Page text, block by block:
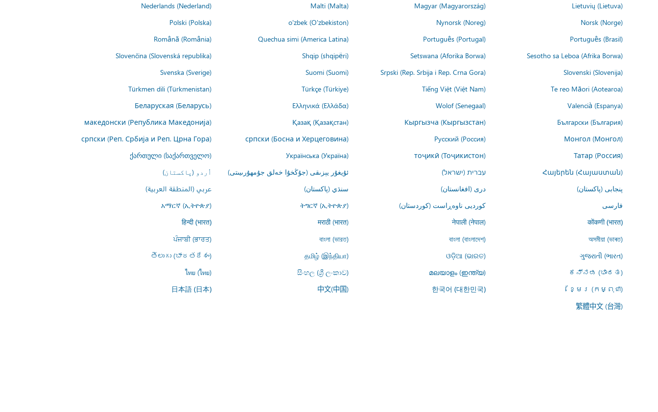
Lietuvių (Lietuva)
Magyar (Magyarország)
Malti (Malta)
Nederlands (Nederland)
Norsk (Norge)
Nynorsk (Noreg)
o'zbek (O'zbekiston)
Polski (Polska)
Português (Brasil)
Português (Portugal)
Quechua simi (America Latina)
Română (România)
Sesotho sa Leboa (Afrika Borwa)
Setswana (Aforika Borwa)
Shqip (shqipëri)
Slovenčina (Slovenská republika)
Slovenski (Slovenija)
Srpski (Rep. Srbija i Rep. Crna Gora)
Suomi (Suomi)
Svenska (Sverige)
Te reo Māori (Aotearoa)
Tiếng Việt (Việt Nam)
Türkçe (Türkiye)
Türkmen dili (Türkmenistan)
Valencià (Espanya)
Wolof (Senegaal)
Ελληνικά (Ελλάδα)
Беларуская (Беларусь)
Български (България)
Кыргызча (Кыргызстан)
Қазақ (Қазақстан)
македонски (Република Македонија)
Монгол (Монгол)
Русский (Россия)
српски (Босна и Херцеговина)
српски (Реп. Србија и Реп. Црна Гора)
Татар (Россия)
тоҷикӣ (Тоҷикистон)
Українська (Україна)
ქართული (საქართველო)
Հայերեն (Հայաստան)
עברית (ישראל) ئۇيغۇر يېزىقى (جۇڭخۇا خەلق جۇمھۇرىيىتى)
اُردو (پاکستان)
پنجابی (پاکستان)
درى (افغانستان) سنڌي (پاکستان)
عربي (المنطقة العربية)
فارسى
کوردیی ناوەڕاست (کوردستان) ትግርኛ (ኢትዮጵያ)
አማርኛ (ኢትዮጵያ)
कोंकणी (भारत)
नेपाली (नेपाल)
मराठी (भारत)
हिन्दी (भारत)
অসমীয়া (ভাৰত)
বাংলা (বাংলাদেশ)
বাংলা (ভারত)
ਪੰਜਾਬੀ (ਭਾਰਤ)
ગુજરાતી (ભારત)
ଓଡ଼ିଆ (ଭାରତ)
தமிழ் (இந்தியா)
తెలుగు (భారతదేశం)
ಕನ್ನಡ (ಭಾರತ)
മലയാളം (ഇന്ത്യ)
සිංහල (ශ්‍රී ලංකාව)
ไทย (ไทย)
ខ្មែរ (កម្ពុជា)
한국어 (대한민국)
中文(中国)
日本語 (日本)
繁體中文 (台灣)